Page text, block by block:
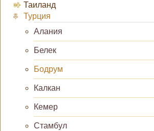
Таиланд
Турция
Алания
Белек
Бодрум
Калкан
Кемер
Стамбул